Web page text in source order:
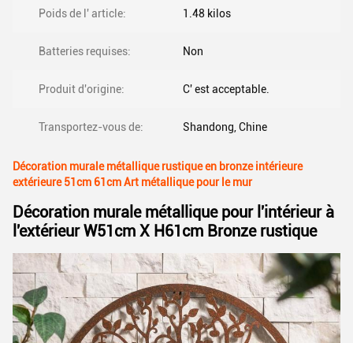
Poids de l' article: 1.48 kilos
Batteries requises: Non
Produit d'origine: C' est acceptable.
Transportez-vous de: Shandong, Chine
Décoration murale métallique rustique en bronze intérieure
extérieure 51cm 61cm Art métallique pour le mur
Décoration murale métallique pour l'intérieur à
l'extérieur W51cm X H61cm Bronze rustique